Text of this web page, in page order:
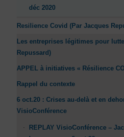
déc 2020
Resilience Covid (Par Jacques
Les entreprises légitimes pour
Repussard)
APPEL à initiatives « Résilience
Rappel du contexte
6 oct.20 : Crises au-delà et en
VisioConférence
REPLAY VisioConférence –